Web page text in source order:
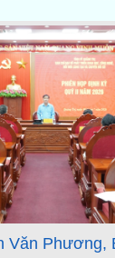
Văn Phương,